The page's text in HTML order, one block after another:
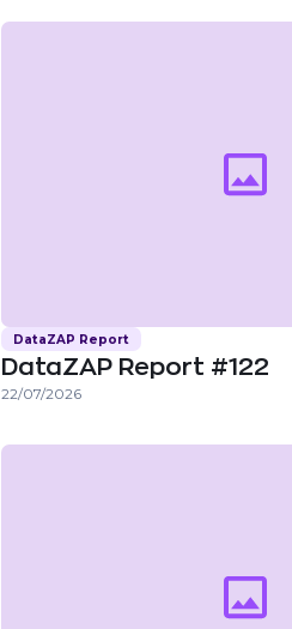
DataZAP Report
DataZAP Report #122
22/07/2026